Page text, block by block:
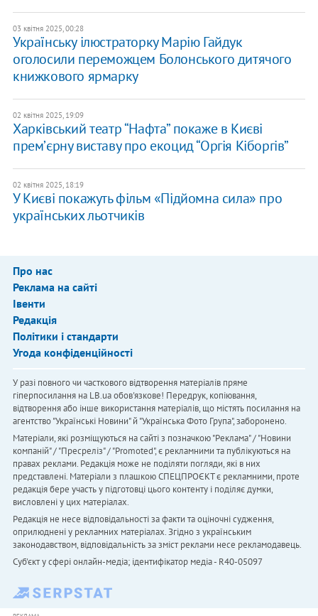
03 квітня 2025, 00:28
Українську ілюстраторку Марію Гайдук
оголосили переможцем Болонського дитячого
книжкового ярмарку
02 квітня 2025, 19:09
Харківський театр “Нафта” покаже в Києві
премʼєрну виставу про екоцид “Оргія Кіборгів”
02 квітня 2025, 18:19
У Києві покажуть фільм «Підйомна сила» про
українських льотчиків
Про нас
Реклама на сайті
Івенти
Редакція
Політики і стандарти
Угода конфіденційності
У разі повного чи часткового відтворення матеріалів пряме
гіперпосилання на LB.ua обов'язкове! Передрук, копіювання,
відтворення або інше використання матеріалів, що містять посилання на
агентство "Українськi Новини" й "Українська Фото Група", заборонено.
Матеріали, які розміщуються на сайті з позначкою "Реклама" / "Новини
компаній" / "Пресреліз" / "Promoted", є рекламними та публікуються на
правах реклами. Редакція може не поділяти погляди, які в них
представлені. Матеріали з плашкою СПЕЦПРОЄКТ є рекламними, проте
редакція бере участь у підготовці цього контенту і поділяє думки,
висловлені у цих матеріалах.
Редакція не несе відповідальності за факти та оціночні судження,
оприлюднені у рекламних матеріалах. Згідно з українським
законодавством, відповідальність за зміст реклами несе рекламодавець.
Cуб'єкт у сфері онлайн-медіа; ідентифікатор медіа - R40-05097